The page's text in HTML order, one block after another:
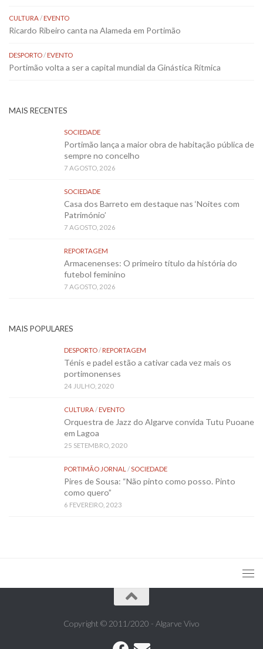
CULTURA/EVENTO
Ricardo Ribeiro canta na Alameda em Portimão
DESPORTO/EVENTO
Portimão volta a ser a capital mundial da Ginástica Rítmica
MAIS RECENTES
SOCIEDADE
Portimão lança a maior obra de habitação pública de
sempre no concelho
7 AGOSTO, 2026
SOCIEDADE
Casa dos Barreto em destaque nas ‘Noites com
Património’
7 AGOSTO, 2026
REPORTAGEM
Armacenenses: O primeiro título da história do
futebol feminino
7 AGOSTO, 2026
MAIS POPULARES
DESPORTO/REPORTAGEM
Ténis e padel estão a cativar cada vez mais os
portimonenses
24 JULHO, 2020
CULTURA/EVENTO
Orquestra de Jazz do Algarve convida Tutu Puoane
em Lagoa
25 SETEMBRO, 2020
PORTIMÃO JORNAL /SOCIEDADE
Pires de Sousa: “Não pinto como posso. Pinto
como quero”
6 FEVEREIRO, 2023
Copyright © 2011/2020 - Algarve Vivo